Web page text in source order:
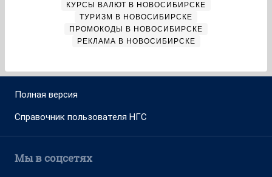
КУРСЫ ВАЛЮТ В НОВОСИБИРСКЕ
ТУРИЗМ В НОВОСИБИРСКЕ
ПРОМОКОДЫ В НОВОСИБИРСКЕ
РЕКЛАМА В НОВОСИБИРСКЕ
Полная версия
Справочник пользователя НГС
Мы в соцсетях